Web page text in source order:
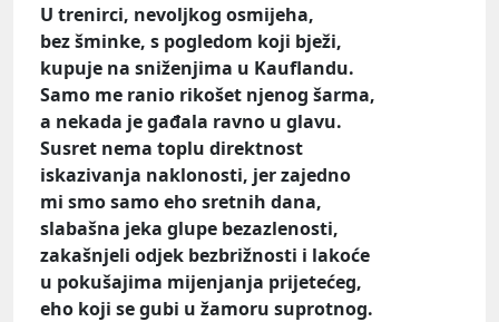
U trenirci, nevoljkog osmijeha,
bez šminke, s pogledom koji bježi,
kupuje na sniženjima u Kauflandu.
Samo me ranio rikošet njenog šarma,
a nekada je gađala ravno u glavu.
Susret nema toplu direktnost
iskazivanja naklonosti, jer zajedno
mi smo samo eho sretnih dana,
slabašna jeka glupe bezazlenosti,
zakašnjeli odjek bezbrižnosti i lakoće
u pokušajima mijenjanja prijetećeg,
eho koji se gubi u žamoru suprotnog.